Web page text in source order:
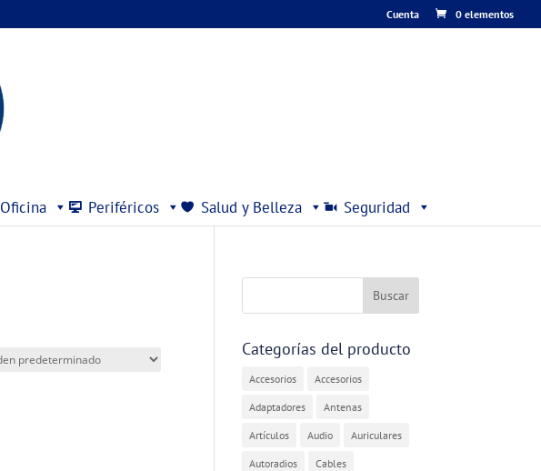
Cuenta 0 elementos
Oficina Periféricos Salud y Belleza Seguridad
Categorías del producto
Accesorios Accesorios
Adaptadores Antenas
Artículos Audio Auriculares
Autoradios Cables